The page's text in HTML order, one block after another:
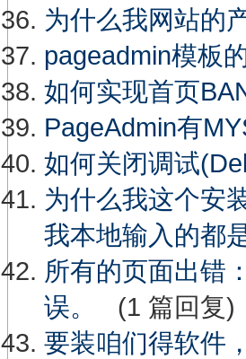
为什么我网站的
pageadmin模板
如何实现首页
PageAdmin有
如何关闭调试
为什么我这个安
我本地输入的都
所有的页面出错
误。
(1 篇回复)
要装咱们得软件